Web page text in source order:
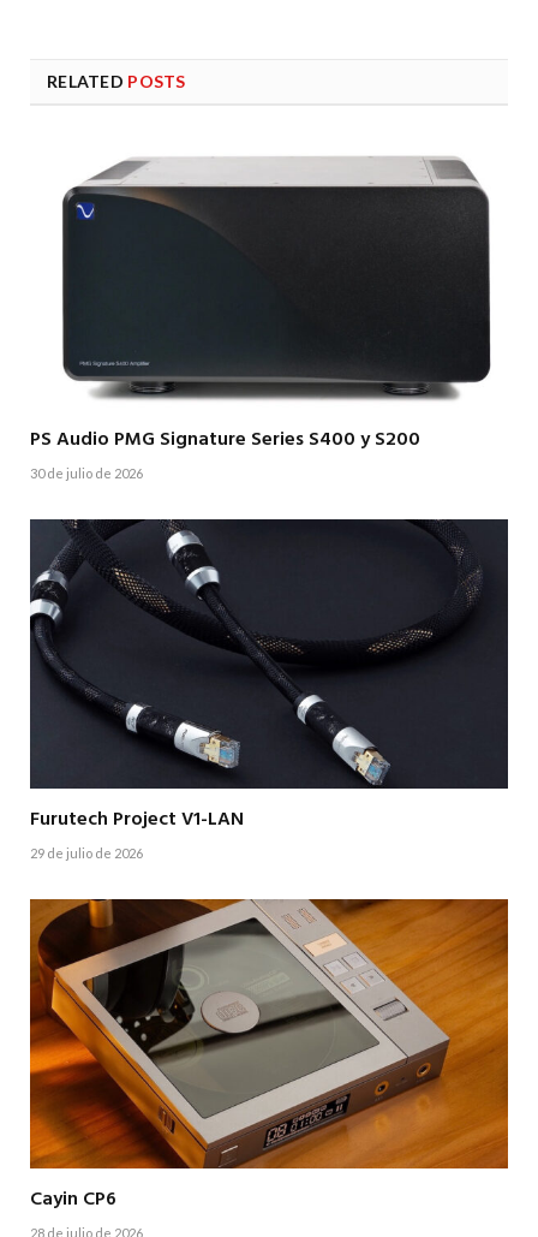
RELATED POSTS
PS Audio PMG Signature Series S400 y S200
30 de julio de 2026
Furutech Project V1-LAN
29 de julio de 2026
Cayin CP6
28 de julio de 2026